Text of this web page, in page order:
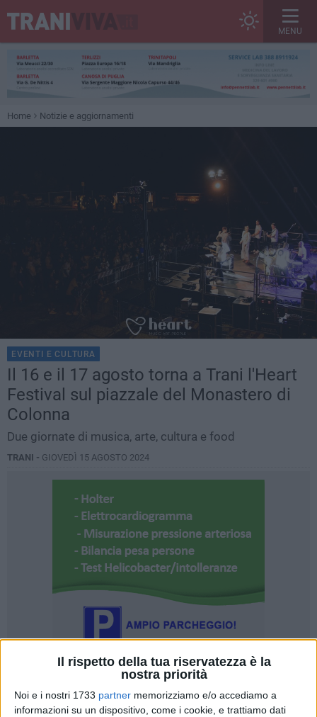
Il rispetto della tua riservatezza è la
nostra priorità
Noi e i nostri 1733 partner memorizziamo e/o accediamo a
informazioni su un dispositivo, come i cookie, e trattiamo dati
MENU
Home Notizie e aggiornamenti
EVENTI E CULTURA
Il 16 e il 17 agosto torna a Trani l'Heart
Festival sul piazzale del Monastero di
Colonna
Due giornate di musica, arte, cultura e food
TRANI - GIOVEDÌ 15 AGOSTO 2024